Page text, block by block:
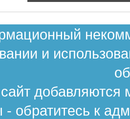
и
обратитесь к